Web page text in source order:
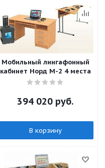
Мобильный лингафонный
кабинет Норд М-2 4 места
394 020 руб.
В корзину